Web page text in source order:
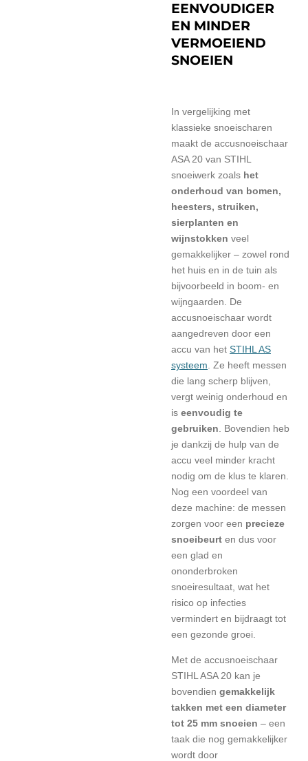
EENVOUDIGER
EN MINDER
VERMOEIEND
SNOEIEN
In vergelijking met
klassieke snoeischaren
maakt de accusnoeischaar
ASA 20 van STIHL
snoeiwerk zoals het
onderhoud van bomen,
heesters, struiken,
sierplanten en
wijnstokken veel
gemakkelijker – zowel rond
het huis en in de tuin als
bijvoorbeeld in boom- en
wijngaarden. De
accusnoeischaar wordt
aangedreven door een
accu van het STIHL AS
systeem . Ze heeft messen
die lang scherp blijven,
vergt weinig onderhoud en
is eenvoudig te
gebruiken . Bovendien heb
je dankzij de hulp van de
accu veel minder kracht
nodig om de klus te klaren.
Nog een voordeel van
deze machine: de messen
zorgen voor een precieze
snoeibeurt en dus voor
een glad en
ononderbroken
snoeiresultaat, wat het
risico op infecties
vermindert en bijdraagt tot
een gezonde groei.
Met de accusnoeischaar
STIHL ASA 20 kan je
bovendien gemakkelijk
takken met een diameter
tot 25 mm snoeien – een
taak die nog gemakkelijker
wordt door